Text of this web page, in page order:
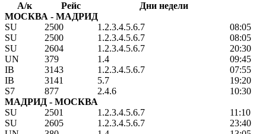
А/к Рейс
Дни недели
МОСКВА - МАДРИД
SU
2500 1.2.3.4.5.6.7
08:05
SU
2500 1.2.3.4.5.6.7
08:05
SU
2604 1.2.3.4.5.6.7
20:30
UN
379 1.4
09:45
IB
3143 1.2.3.4.5.6.7
07:55
IB
3141 5.7
19:20
S7
877 2.4.6
10:30
МАДРИД - МОСКВА
SU
2501 1.2.3.4.5.6.7
11:10
SU
2605 1.2.3.4.5.6.7
23:40